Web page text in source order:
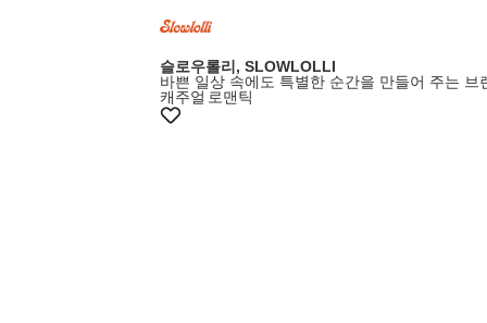
슬로우롤리, SLOWLOLLI
바쁜 일상 속에도 특별한 순간을 만들어 주는 브
캐주얼 로맨틱